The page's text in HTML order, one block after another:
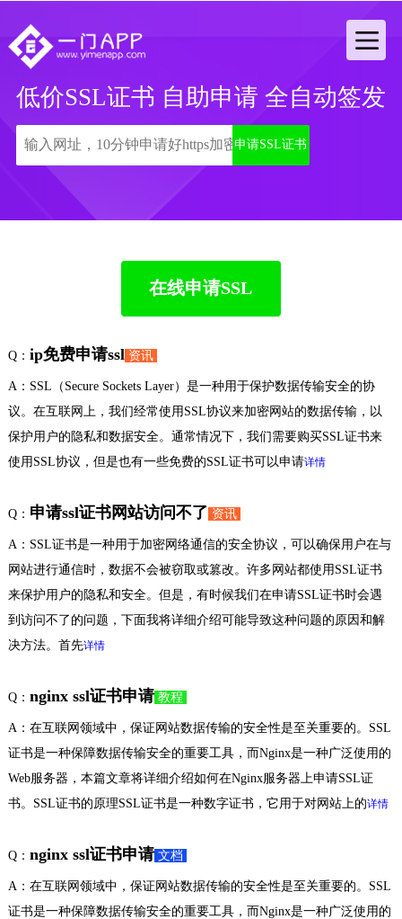
低价SSL证书 自助申请 全自动签发
申请SSL证书
在线申请SSL
Q： ip免费申请ssl 资讯
A：SSL（Secure Sockets Layer）是一种用于保护数据传输安全的协
议。在互联网上，我们经常使用SSL协议来加密网站的数据传输，以
保护用户的隐私和数据安全。通常情况下，我们需要购买SSL证书来
使用SSL协议，但是也有一些免费的SSL证书可以申请详情
Q： 申请ssl证书网站访问不了 资讯
A：SSL证书是一种用于加密网络通信的安全协议，可以确保用户在与
网站进行通信时，数据不会被窃取或篡改。许多网站都使用SSL证书
来保护用户的隐私和安全。但是，有时候我们在申请SSL证书时会遇
到访问不了的问题，下面我将详细介绍可能导致这种问题的原因和解
决方法。首先详情
Q： nginx ssl证书申请 教程
A：在互联网领域中，保证网站数据传输的安全性是至关重要的。SSL
证书是一种保障数据传输安全的重要工具，而Nginx是一种广泛使用的
Web服务器，本篇文章将详细介绍如何在Nginx服务器上申请SSL证
书。SSL证书的原理SSL证书是一种数字证书，它用于对网站上的详情
Q： nginx ssl证书申请 文档
A：在互联网领域中，保证网站数据传输的安全性是至关重要的。SSL
证书是一种保障数据传输安全的重要工具，而Nginx是一种广泛使用的